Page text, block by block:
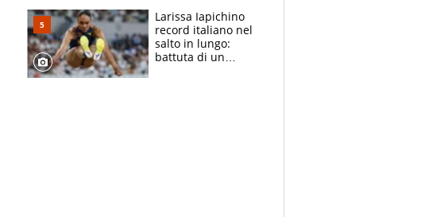
rischio da evitare
Larissa Iapichino
record italiano nel
salto in lungo:
battuta di un